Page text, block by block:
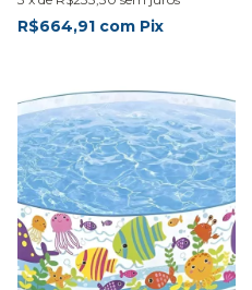
R$664,91 com Pix